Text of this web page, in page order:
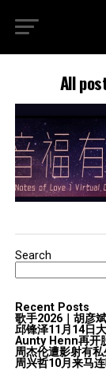
All
Search
Recent Posts
歌手2026｜胡彦
邱锋泽11月14日
Aunty Henn再开
周杰伦遭影射有
周兴哲10月来马